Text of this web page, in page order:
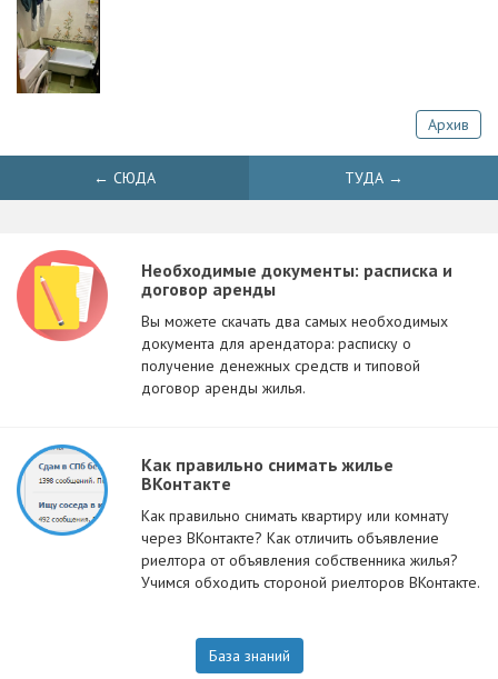
Архив
← СЮДА ТУДА →
Необходимые документы: расписка и
договор аренды
Вы можете скачать два самых необходимых
документа для арендатора: расписку о
получение денежных средств и типовой
договор аренды жилья.
Как правильно снимать жилье
ВКонтакте
Как правильно снимать квартиру или комнату
через ВКонтакте? Как отличить объявление
риелтора от объявления собственника жилья?
Учимся обходить стороной риелторов ВКонтакте.
База знаний